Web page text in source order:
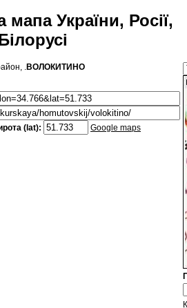
мапа України, Росії,
.ВОЛОКИТИНО
(lat): Google maps